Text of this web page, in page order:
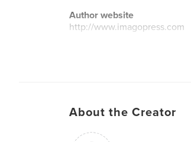
Author website
http://www.imagopress.com
About the Creator